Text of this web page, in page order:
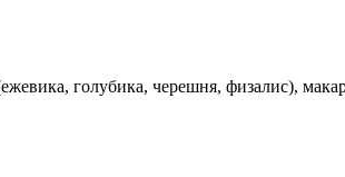
голубика, черешня, физалис),